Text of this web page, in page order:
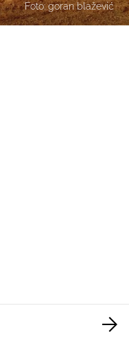
Foto: goran blažević